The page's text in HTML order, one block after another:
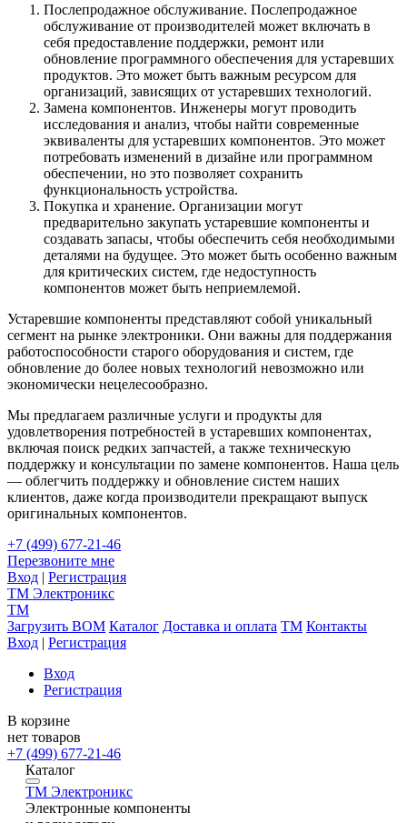
Послепродажное обслуживание. Послепродажное
обслуживание от производителей может включать в
себя предоставление поддержки, ремонт или
обновление программного обеспечения для устаревших
продуктов. Это может быть важным ресурсом для
организаций, зависящих от устаревших технологий.
Замена компонентов. Инженеры могут проводить
исследования и анализ, чтобы найти современные
эквиваленты для устаревших компонентов. Это может
потребовать изменений в дизайне или программном
обеспечении, но это позволяет сохранить
функциональность устройства.
Покупка и хранение. Организации могут
предварительно закупать устаревшие компоненты и
создавать запасы, чтобы обеспечить себя необходимыми
деталями на будущее. Это может быть особенно важным
для критических систем, где недоступность
компонентов может быть неприемлемой.
Устаревшие компоненты представляют собой уникальный
сегмент на рынке электроники. Они важны для поддержания
работоспособности старого оборудования и систем, где
обновление до более новых технологий невозможно или
экономически нецелесообразно.
Мы предлагаем различные услуги и продукты для
удовлетворения потребностей в устаревших компонентах,
включая поиск редких запчастей, а также техническую
поддержку и консультации по замене компонентов. Наша цель
— облегчить поддержку и обновление систем наших
клиентов, даже когда производители прекращают выпуск
оригинальных компонентов.
+7 (499) 677-21-46
Перезвоните мне
Вход | Регистрация
TM Электроникс
TM
Загрузить BOM Каталог Доставка и оплата TM Контакты
Вход | Регистрация
Вход
Регистрация
В корзине
нет товаров
+7 (499) 677-21-46
Каталог
TM Электроникс
Электронные компоненты